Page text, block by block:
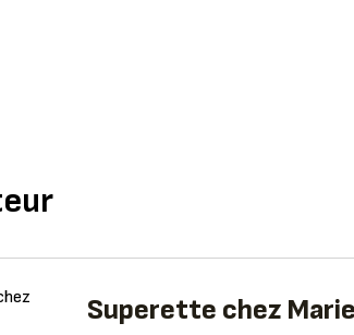
Superette chez Marie